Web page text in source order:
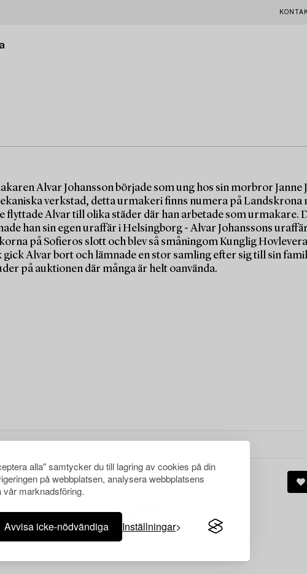
alla" samtycker du till lagring av cookies på din
på webbplatsen, analysera webbplatsens
marknadsföring.
Avvisa icke-nödvändiga Inställningar
Alvar Johansson började som ung hos sin morbror Janne
verkstad, detta urmakeri finns numera på Landskrona
flyttade Alvar till olika städer där han arbetade som urmakare.
han sin egen uraffär i Helsingborg - Alvar Johanssons
på Sofieros slott och blev så småningom Kunglig
gick Alvar bort och lämnade en stor samling efter sig till sin
på auktionen där många är helt oanvända.